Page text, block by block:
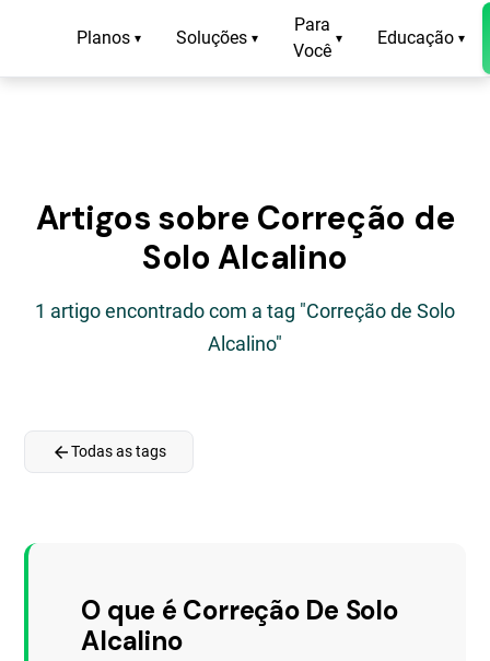
Planos ▾ Soluções ▾
Para
Você
▾ Educação ▾
Artigos sobre Correção de
Solo Alcalino
1 artigo encontrado com a tag "Correção de Solo
Alcalino"
arrow_backTodas as tags
O que é Correção De Solo
Alcalino